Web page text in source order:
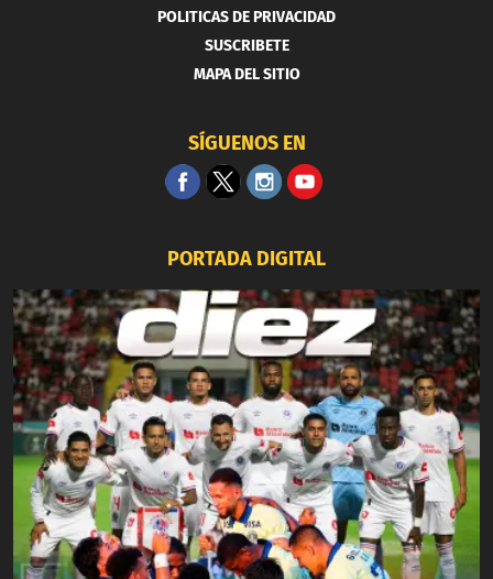
POLITICAS DE PRIVACIDAD
SUSCRIBETE
MAPA DEL SITIO
SÍGUENOS EN
PORTADA DIGITAL